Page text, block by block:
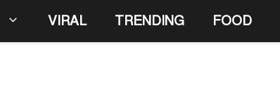
VIRAL TRENDING FOOD